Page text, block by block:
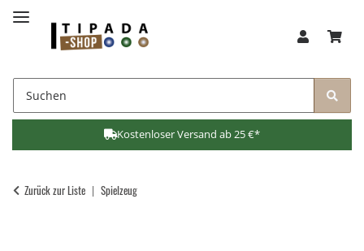
Kostenloser Versand ab 25 €*
Zurück zur Liste Spielzeug